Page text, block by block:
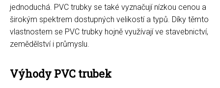
jednoduchá. PVC trubky se také vyznačují nízkou cenou a
širokým spektrem dostupných velikostí a typů. Díky těmto
vlastnostem se PVC trubky hojně využívají ve stavebnictví,
zemědělství i průmyslu.
Výhody PVC trubek